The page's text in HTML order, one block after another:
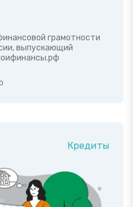
грамотности
выпускающий
0
Кредиты